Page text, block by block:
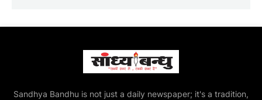
Sandhya Bandhu is not just a daily newspaper; it's a tradition,